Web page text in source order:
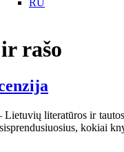
RU
rašo
literatūros ir
kokiai